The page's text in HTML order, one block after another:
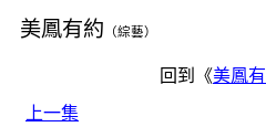
美鳳有約 （綜藝）
回到《美鳳
上一集